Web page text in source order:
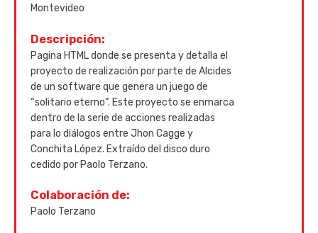
Montevideo
Descripción:
Pagina HTML donde se presenta y detalla el
proyecto de realización por parte de Alcides
de un software que genera un juego de
“solitario eterno”. Este proyecto se enmarca
dentro de la serie de acciones realizadas
para lo diálogos entre Jhon Cagge y
Conchita López. Extraído del disco duro
cedido por Paolo Terzano.
Colaboración de:
Paolo Terzano